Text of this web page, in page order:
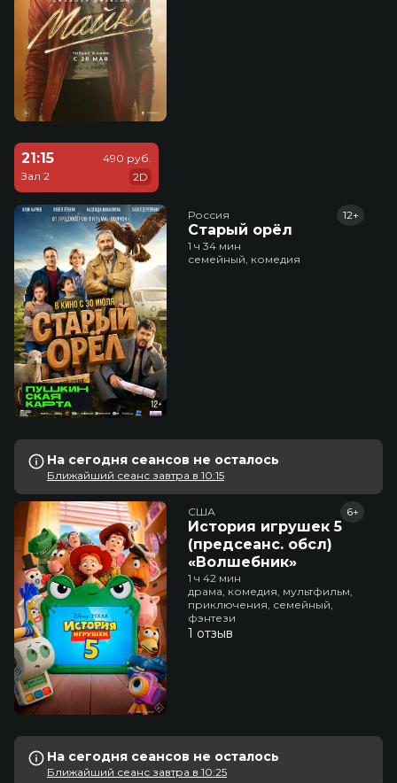
21:15
Зал 2
490 руб.
2D
Россия
Старый орёл
12+
1 ч 34 мин
семейный, комедия
На сегодня сеансов не осталось
Ближайший сеанс завтра в 10:15
США
История игрушек 5
(предсеанс. обсл)
«Волшебник»
6+
1 ч 42 мин
драма, комедия, мультфильм,
приключения, семейный,
фэнтези
1 отзыв
На сегодня сеансов не осталось
Ближайший сеанс завтра в 10:25